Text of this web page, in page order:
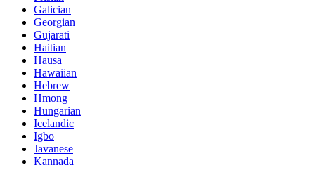
Galician
Georgian
Gujarati
Haitian
Hausa
Hawaiian
Hebrew
Hmong
Hungarian
Icelandic
Igbo
Javanese
Kannada